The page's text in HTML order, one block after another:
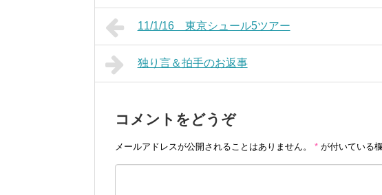
11/1/16 東京シュール5ツアー
独り言＆拍手のお返事
コメントをどうぞ
メールアドレスが公開されることはありません。 * が付いている